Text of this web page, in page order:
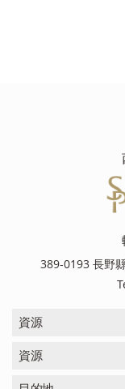
389-0193 長野
資源
資源